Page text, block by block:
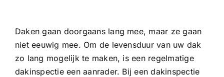
Daken gaan doorgaans lang mee, maar ze gaan
niet eeuwig mee. Om de levensduur van uw dak
zo lang mogelijk te maken, is een regelmatige
dakinspectie een aanrader. Bij een dakinspectie